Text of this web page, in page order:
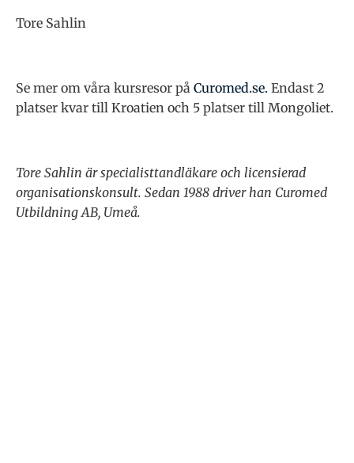
Tore Sahlin
Se mer om våra kursresor på Curomed.se. Endast 2
platser kvar till Kroatien och 5 platser till Mongoliet.
Tore Sahlin är specialisttandläkare och licensierad
organisationskonsult. Sedan 1988 driver han Curomed
Utbildning AB, Umeå.